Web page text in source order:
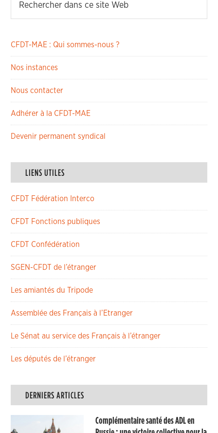
CFDT-MAE : Qui sommes-nous ?
Nos instances
Nous contacter
Adhérer à la CFDT-MAE
Devenir permanent syndical
LIENS UTILES
CFDT Fédération Interco
CFDT Fonctions publiques
CFDT Confédération
SGEN-CFDT de l’étranger
Les amiantés du Tripode
Assemblée des Français à l’Etranger
Le Sénat au service des Français à l’étranger
Les députés de l’étranger
DERNIERS ARTICLES
Complémentaire santé des ADL en